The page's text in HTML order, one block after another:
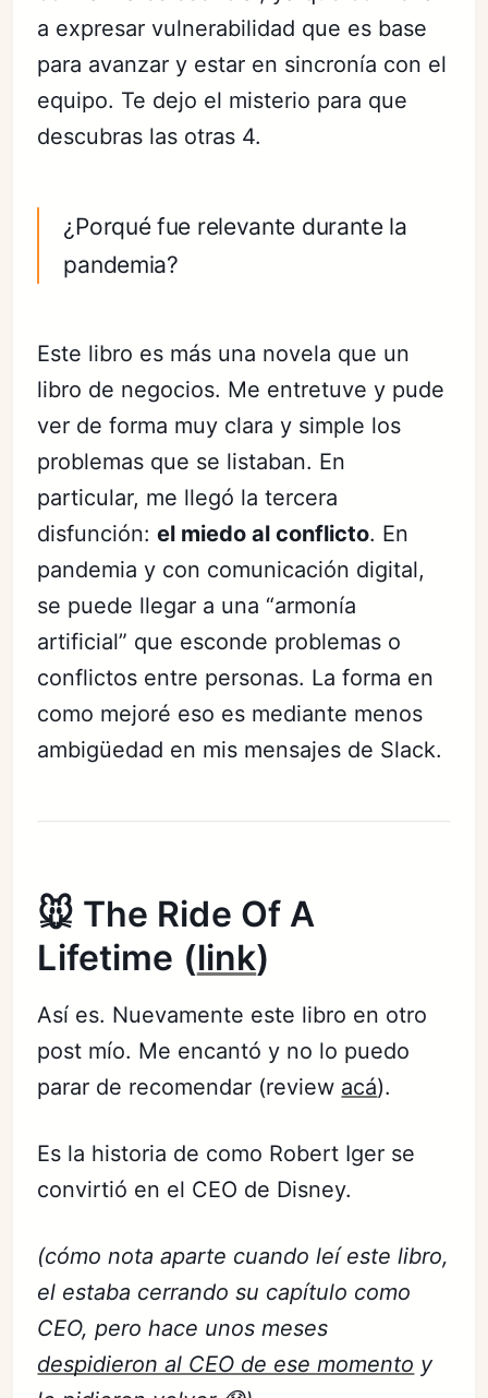
a expresar vulnerabilidad que es base
para avanzar y estar en sincronía con el
equipo. Te dejo el misterio para que
descubras las otras 4.
¿Porqué fue relevante durante la
pandemia?
Este libro es más una novela que un
libro de negocios. Me entretuve y pude
ver de forma muy clara y simple los
problemas que se listaban. En
particular, me llegó la tercera
disfunción:el miedo al conflicto. En
pandemia y con comunicación digital,
se puede llegar a una “armonía
artificial” que esconde problemas o
conflictos entre personas. La forma en
como mejoré eso es mediante menos
ambigüedad en mis mensajes de Slack.
🐭 The Ride Of A
Lifetime (link)
Así es. Nuevamente este libro en otro
post mío. Me encantó y no lo puedo
parar de recomendar (review acá).
Es la historia de como Robert Iger se
convirtió en el CEO de Disney.
(cómo nota aparte cuando leí este libro,
el estaba cerrando su capítulo como
CEO, pero hace unos meses
despidieron al CEO de ese momento y